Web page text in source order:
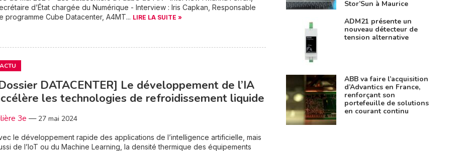
d’État chargée du Numérique - Interview : Iris Capkan, Responsable
programme Cube Datacenter, A4MT... LIRE LA SUITE »
ACTU
DATACENTER] Le développement de l’IA
les technologies de refroidissement liquide
3e — 27 mai 2024
le développement rapide des applications de l’intelligence artificielle, mais
de l’IoT ou du Machine Learning, la densité thermique des équipements
Stor’Sun à Maurice
ADM21 présente un
nouveau détecteur de
tension alternative
ABB va faire l’acquisition
d’Advantics en France,
renforçant son
portefeuille de solutions
en courant continu